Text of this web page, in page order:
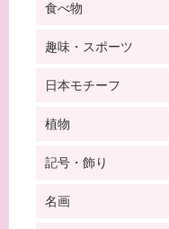
食べ物
趣味・スポーツ
日本モチーフ
植物
記号・飾り
名画